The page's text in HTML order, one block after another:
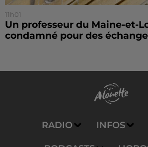
11h01
Un professeur du Maine-et-
condamné pour des
RADIO INFOS